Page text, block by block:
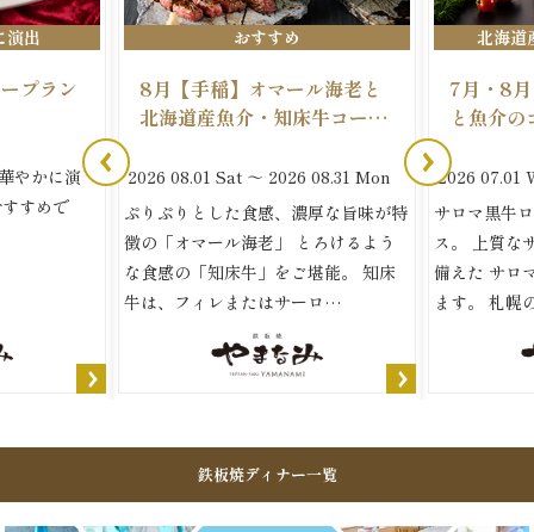
演出
プラン
やかに演
すめで
おすすめ
8月【手稲】オマール海老と
北海道産魚介・知床牛コー…
2026 08.01 Sat ～ 2026 08.31 Mon
ぷりぷりとした食感、濃厚な旨味が特
徴の「オマール海老」 とろけるよう
な食感の「知床牛」をご堪能。 知床
牛は、フィレまたはサーロ…
北海道
7月・8
と魚介の
2026 07.01
サロマ黒牛
ス。 上質な
備えた サロ
ます。 札幌
鉄板焼ディナー一覧